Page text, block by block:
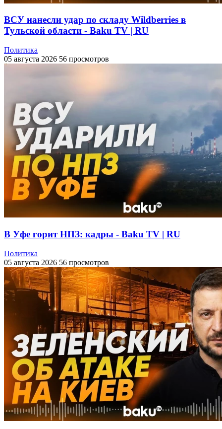
ВСУ нанесли удар по складу Wildberries в
Тульской области - Baku TV | RU
Политика
05 августа 2026 56 просмотров
В Уфе горит НПЗ: кадры - Baku TV | RU
Политика
05 августа 2026 56 просмотров